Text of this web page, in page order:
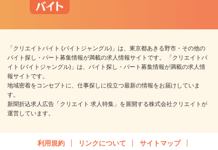
「クリエイトバイト (バイトジャングル)」は、東京都あきる野市・その他の
バイト探し・パート募集情報が満載の求人情報サイトです。 「クリエイトバ
イト (バイトジャングル)」は、バイト探し・パート募集情報が満載の求人情
報サイトです。
地域密着をコンセプトに、仕事探しに役立つ最新の情報をお届けしていま
す。
新聞折込求人広告「クリエイト 求人特集」を展開する株式会社クリエイトが
運営しています。
利用規約 リンクについて
サイトマップ